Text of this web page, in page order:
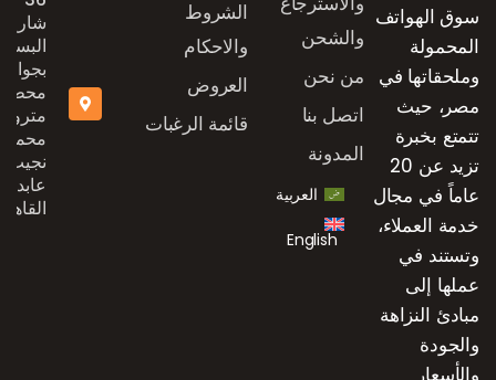
سوق الهواتف
المحمولة
وملحقاتها في
مصر، حيث
تتمتع بخبرة
تزيد عن 20
عاماً في مجال
خدمة العملاء،
وتستند في
عملها إلى
مبادئ النزاهة
والجودة
والشحن
من نحن
اتصل بنا
المدونة
العربية
English
الشروط
والاحكام
العروض
قائمة الرغبات
شارع
بجوار
محطة
مترو
محمد
نجيب،